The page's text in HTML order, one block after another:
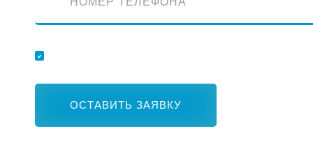
ОСТАВИТЬ ЗАЯВКУ